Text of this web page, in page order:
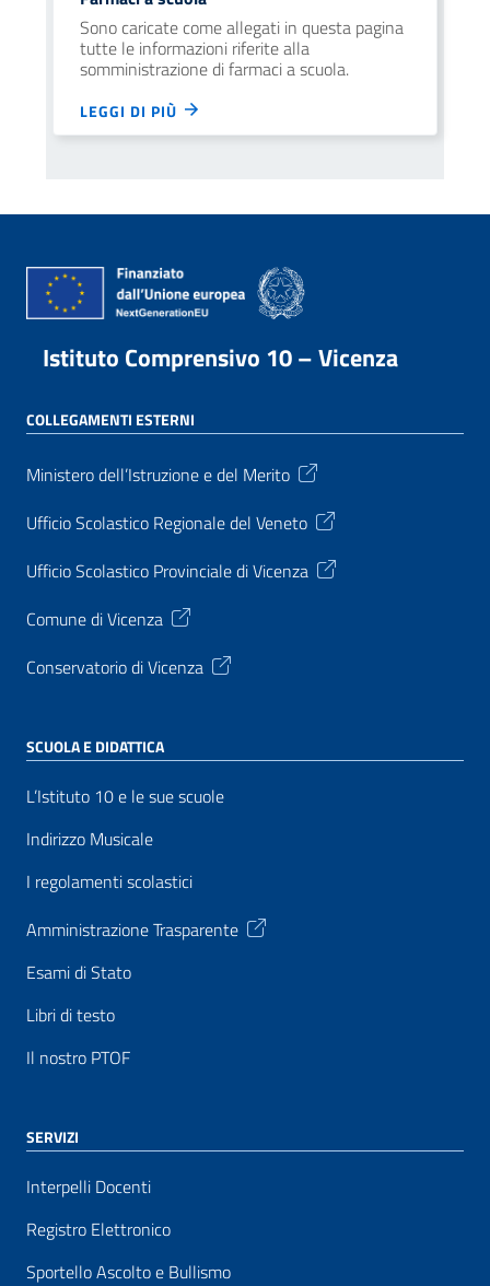
Sono caricate come allegati in questa pagina
tutte le informazioni riferite alla
somministrazione di farmaci a scuola.
LEGGI DI PIÙ
Istituto Comprensivo 10 – Vicenza
COLLEGAMENTI ESTERNI
Ministero dell’Istruzione e del Merito
Ufficio Scolastico Regionale del Veneto
Ufficio Scolastico Provinciale di Vicenza
Comune di Vicenza
Conservatorio di Vicenza
SCUOLA E DIDATTICA
L’Istituto 10 e le sue scuole
Indirizzo Musicale
I regolamenti scolastici
Amministrazione Trasparente
Esami di Stato
Libri di testo
Il nostro PTOF
SERVIZI
Interpelli Docenti
Registro Elettronico
Sportello Ascolto e Bullismo